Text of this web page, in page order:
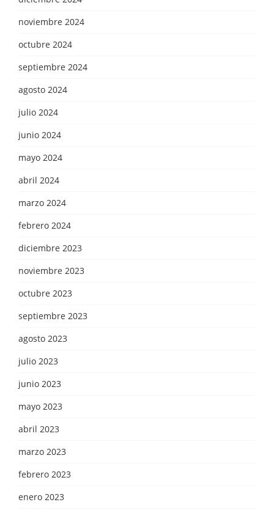
noviembre 2024
octubre 2024
septiembre 2024
agosto 2024
julio 2024
junio 2024
mayo 2024
abril 2024
marzo 2024
febrero 2024
diciembre 2023
noviembre 2023
octubre 2023
septiembre 2023
agosto 2023
julio 2023
junio 2023
mayo 2023
abril 2023
marzo 2023
febrero 2023
enero 2023